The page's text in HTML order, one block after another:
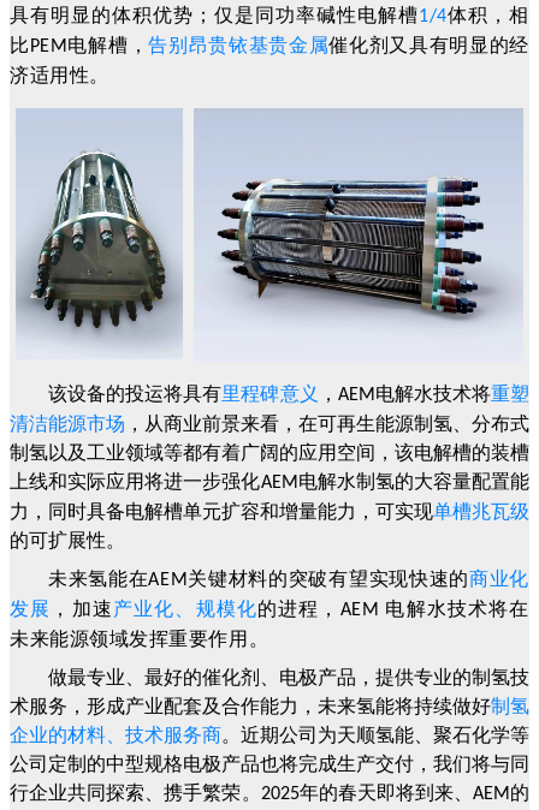
具有明显的体积优势；仅是同功率碱性电解槽1/4体积，相
比PEM电解槽，告别昂贵铱基贵金属催化剂又具有明显的经
济适用性。
该设备的投运将具有里程碑意义 ， AEM电解水技术将重塑
清洁能源市场 ，从商业前景来看，在可再生能源制氢、分布式
制氢以及工业领域等都有着广阔的应用空间，该电解槽的装槽
上线和实际应用将进一步强化AEM电解水制氢的大容量配置能
力，同时具备电解槽单元扩容和增量能力，可实现单槽兆瓦级
的可扩展性。
未来氢能在AEM关键材料的突破有望实现快速的商业化
发展 ，加速产业化、规模化的进程， AEM 电解水技术将在
未来能源领域发挥重要作用。
做最专业、最好的催化剂、电极产品 ，提供专业的制氢技
术服务 ，形成产业配套及合作能力 ，未来氢能将持续做好制氢
企业的材料、技术服务商。近期公司为天顺氢能、聚石化学等
公司定制的中型规格电极产品也将完成生产交付 ，我们将与同
行企业共同探索、携手繁荣。 2025年的春天即将到来、 AEM的